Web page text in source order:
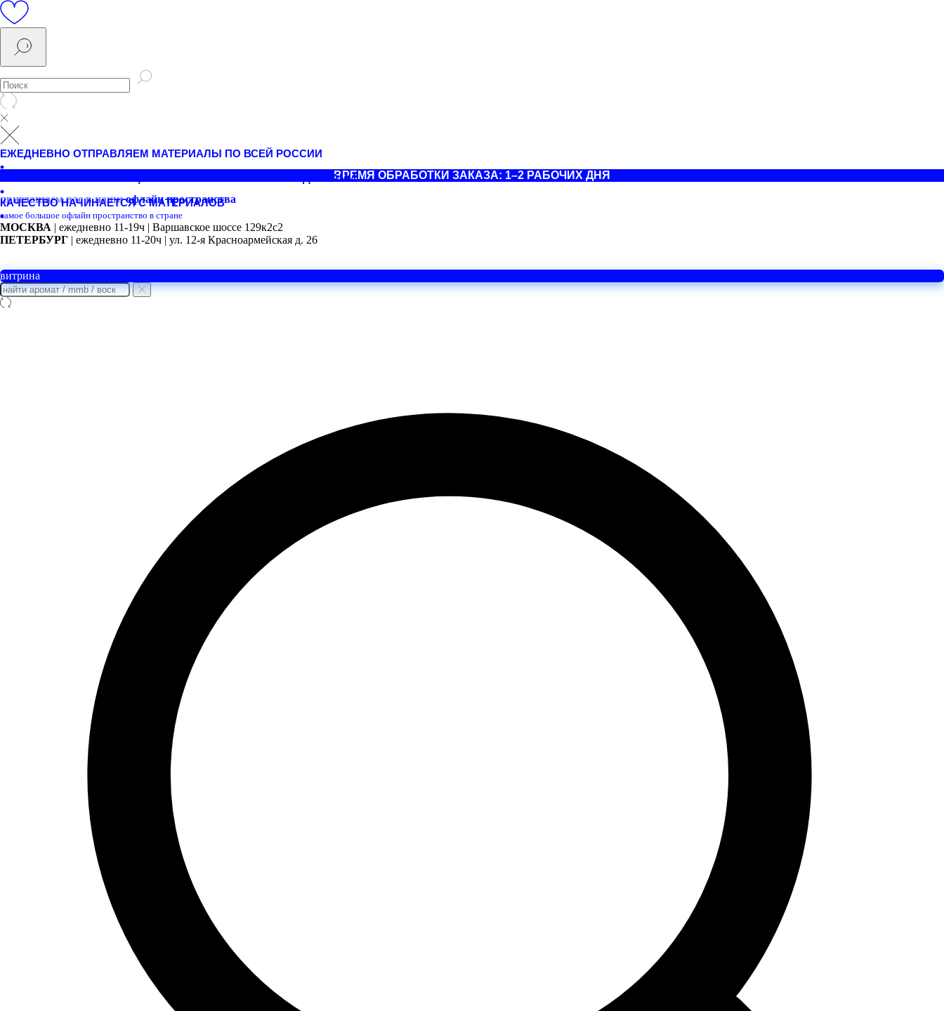
ЕЖЕДНЕВНО ОТПРАВЛЯЕМ МАТЕРИАЛЫ ПО ВСЕЙ РОССИИ
РАБОТАЕМ С НАЧИНАЮЩИМИ МАСТЕРАМИ И ПРОИЗВОДСТВАМИ
КАЧЕСТВО НАЧИНАЕТСЯ С МАТЕРИАЛОВ
ВРЕМЯ ОБРАБОТКИ ЗАКАЗА: 1–2 РАБОЧИХ ДНЯ
приглашаем вас в нашиофлайн пространства
самое большое офлайн пространство в стране
МОСКВА | ежедневно 11-19ч | Варшавское шоссе 129к2с2
ПЕТЕРБУРГ | ежедневно 11-20ч | ул. 12-я Красноармейская д. 26
витрина